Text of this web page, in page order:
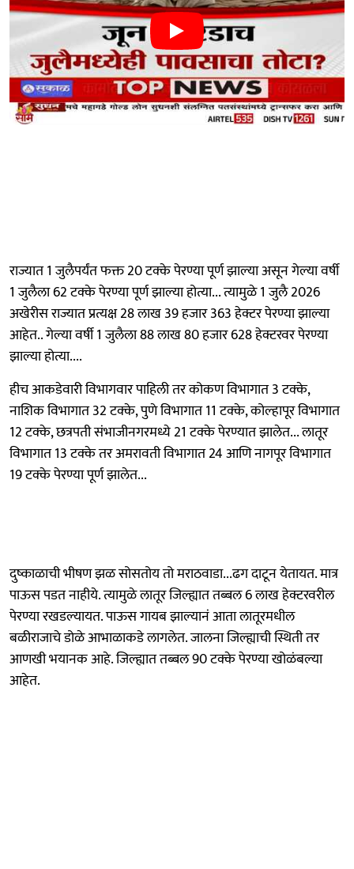
राज्यात 1 जुलैपर्यंत फक्त 20 टक्के पेरण्या पूर्ण झाल्या असून गेल्या वर्षी
1 जुलैला 62 टक्के पेरण्या पूर्ण झाल्या होत्या... त्यामुळे 1 जुलै 2026
अखेरीस राज्यात प्रत्यक्ष 28 लाख 39 हजार 363 हेक्टर पेरण्या झाल्या
आहेत.. गेल्या वर्षी 1 जुलैला 88 लाख 80 हजार 628 हेक्टरवर पेरण्या
झाल्या होत्या....
हीच आकडेवारी विभागवार पाहिली तर कोकण विभागात 3 टक्के,
नाशिक विभागात 32 टक्के, पुणे विभागात 11 टक्के, कोल्हापूर विभागात
12 टक्के, छत्रपती संभाजीनगरमध्ये 21 टक्के पेरण्यात झालेत... लातूर
विभागात 13 टक्के तर अमरावती विभागात 24 आणि नागपूर विभागात
19 टक्के पेरण्या पूर्ण झालेत...
दुष्काळाची भीषण झळ सोसतोय तो मराठवाडा...ढग दाटून येतायत. मात्र
पाऊस पडत नाहीये. त्यामुळे लातूर जिल्ह्यात तब्बल 6 लाख हेक्टरवरील
पेरण्या रखडल्यायत. पाऊस गायब झाल्यानं आता लातूरमधील
बळीराजाचे डोळे आभाळाकडे लागलेत. जालना जिल्ह्याची स्थिती तर
आणखी भयानक आहे. जिल्ह्यात तब्बल 90 टक्के पेरण्या खोळंबल्या
आहेत.